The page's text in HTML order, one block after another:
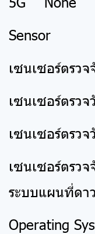
Sensor
เซนเซอร์ตรว
เซนเซอร์ตรว
เซนเซอร์ตรวจ
เซนเซอร์ตรว
ระบบแผนที่ด
Operating